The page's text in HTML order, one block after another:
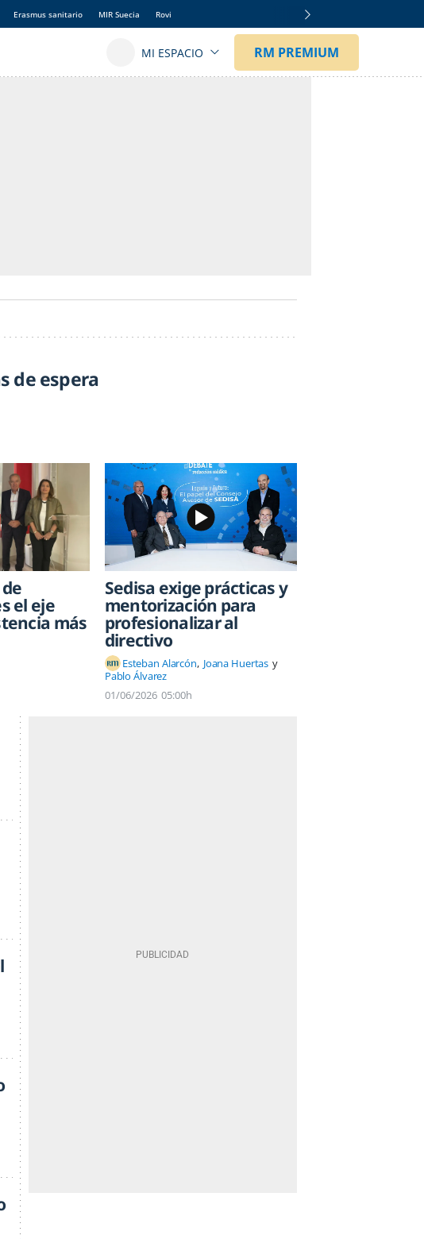
Erasmus sanitario MIR Suecia Rovi
de espera
el eje
más
Sedisa exige prácticas y
mentorización para
profesionalizar al
directivo
Esteban Alarcón Joana Huertas
Pablo Álvarez
01/06/2026 05:00h